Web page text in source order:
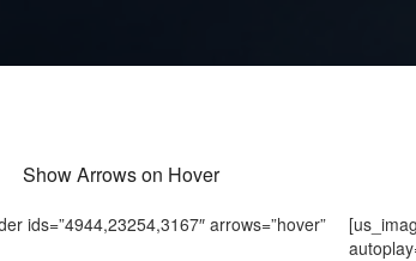
Show Arrows on Hover
ids=”4944,23254,3167″ arrows=”hover”